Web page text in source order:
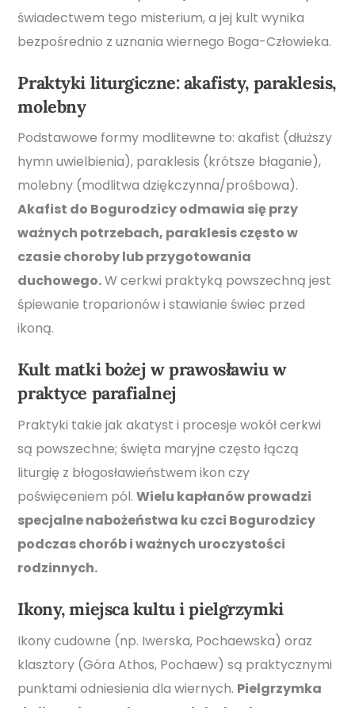
świadectwem tego misterium, a jej kult wynika
bezpośrednio z uznania wiernego Boga-Człowieka.
Praktyki liturgiczne: akafisty, paraklesis,
molebny
Podstawowe formy modlitewne to: akafist (dłuższy
hymn uwielbienia), paraklesis (krótsze błaganie),
molebny (modlitwa dziękczynna/prośbowa).
Akafist do Bogurodzicy odmawia się przy
ważnych potrzebach, paraklesis często w
czasie choroby lub przygotowania
duchowego.W cerkwi praktyką powszechną jest
śpiewanie troparionów i stawianie świec przed
ikoną.
Kult matki bożej w prawosławiu w
praktyce parafialnej
Praktyki takie jak akatyst i procesje wokół cerkwi
są powszechne; święta maryjne często łączą
liturgię z błogosławieństwem ikon czy
poświęceniem pól.Wielu kapłanów prowadzi
specjalne nabożeństwa ku czci Bogurodzicy
podczas chorób i ważnych uroczystości
rodzinnych.
Ikony, miejsca kultu i pielgrzymki
Ikony cudowne (np. Iwerska, Pochaewska) oraz
klasztory (Góra Athos, Pochaew) są praktycznymi
punktami odniesienia dla wiernych. Pielgrzymka